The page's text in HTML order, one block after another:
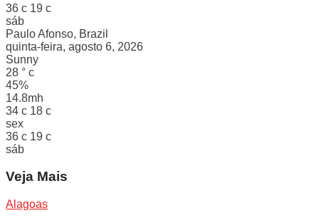
36 c 19 c
sáb
Paulo Afonso, Brazil
quinta-feira, agosto 6, 2026
Sunny
28 ° c
45%
14.8mh
34 c 18 c
sex
36 c 19 c
sáb
Veja Mais
Alagoas